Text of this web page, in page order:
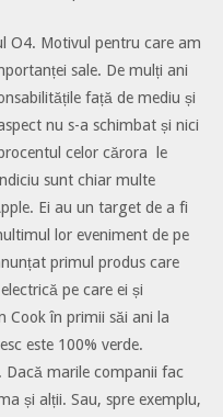
O4. Motivul pentru care am
sale. De mulți ani
față de mediu și
nu s-a schimbat și nici
celor cărora le
sunt chiar multe
Ei au un target de a fi
lor eveniment de pe
primul produs care
pe care ei și
Cook în primii săi ani la
este 100% verde.
Dacă marile companii fac
și alții. Sau, spre exemplu,